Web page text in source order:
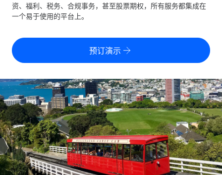
全球薪资管理
轻松运行合规薪资
零实体成本实现全球扩张
全球合规聘用合同工
合同工管理
全球合同工入职与管理
PEO
外包复杂雇佣任务
覆盖全球
美国各州浏览器
Remote 无惧对比
了解我们的竞争优势
成长阶段
初创企业
为成长型企业量身打造的全球敏捷型人力资源与薪资解决方案
资源
工具与计算器
误分类风险计算工具
员工成本计算器
计算任何国家的员工总成本
合同工薪酬结算计算器
探索全球合同工的结算货币选项与结算速度
通过 REMOTE 学习
定价
中文（简体）
English
Nederlands
Français
登录
资、福利、税务、合规事务，甚至股票期权，所有服务都集成在
一个易于使用的平台上。
预订演示